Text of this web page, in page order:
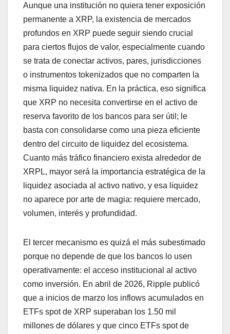
Aunque una institución no quiera tener exposición
permanente a XRP, la existencia de mercados
profundos en XRP puede seguir siendo crucial
para ciertos flujos de valor, especialmente cuando
se trata de conectar activos, pares, jurisdicciones
o instrumentos tokenizados que no comparten la
misma liquidez nativa. En la práctica, eso significa
que XRP no necesita convertirse en el activo de
reserva favorito de los bancos para ser útil; le
basta con consolidarse como una pieza eficiente
dentro del circuito de liquidez del ecosistema.
Cuanto más tráfico financiero exista alrededor de
XRPL, mayor será la importancia estratégica de la
liquidez asociada al activo nativo, y esa liquidez
no aparece por arte de magia: requiere mercado,
volumen, interés y profundidad.
El tercer mecanismo es quizá el más subestimado
porque no depende de que los bancos lo usen
operativamente: el acceso institucional al activo
como inversión. En abril de 2026, Ripple publicó
que a inicios de marzo los inflows acumulados en
ETFs spot de XRP superaban los 1.50 mil
millones de dólares y que cinco ETFs spot de